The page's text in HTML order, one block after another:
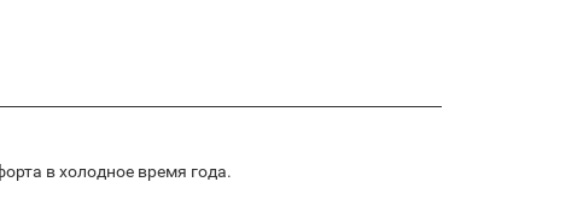
в холодное время года.